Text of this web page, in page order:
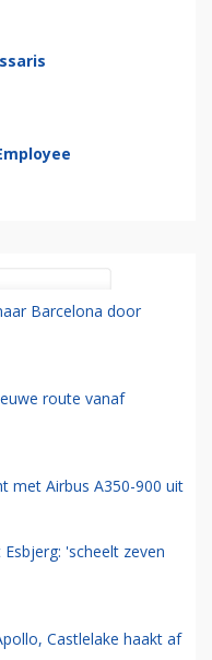
Barcelona door
route vanaf
met Airbus A350-900 uit
'scheelt zeven
Castlelake haakt af